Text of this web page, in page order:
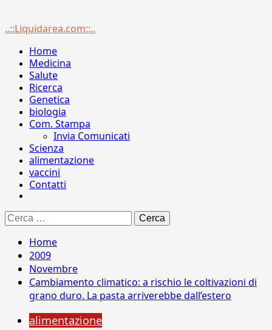
Menu
..::Liquidarea.com::..
Home
Medicina
Salute
Ricerca
Genetica
biologia
Com. Stampa
Invia Comunicati
Scienza
alimentazione
vaccini
Contatti
Ricerca
per:
Home
2009
Novembre
Cambiamento climatico: a rischio le coltivazioni di
grano duro. La pasta arriverebbe dall’estero
alimentazione